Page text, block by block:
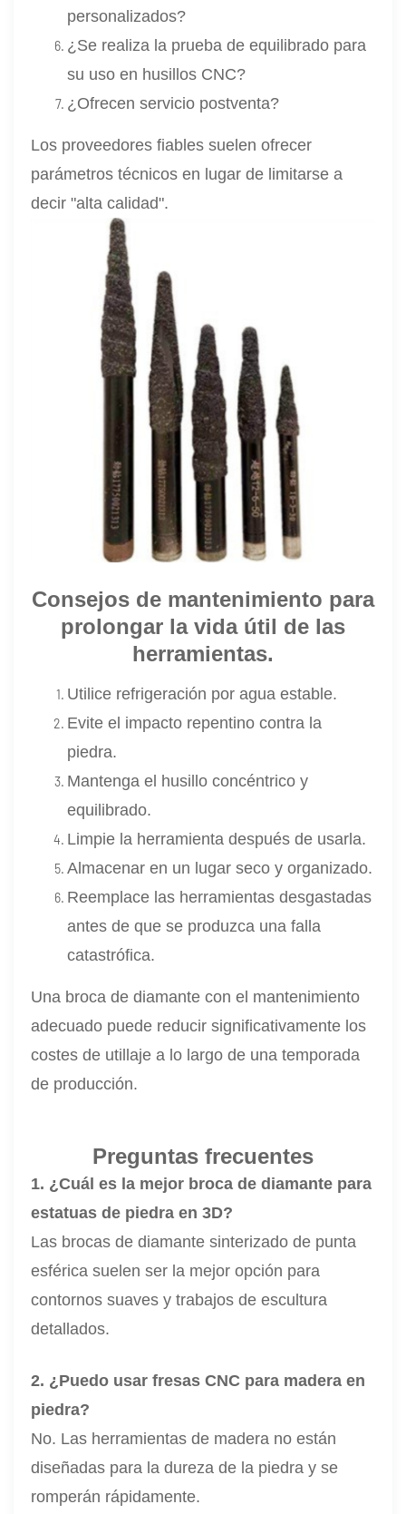
personalizados?
¿Se realiza la prueba de equilibrado para
su uso en husillos CNC?
¿Ofrecen servicio postventa?
Los proveedores fiables suelen ofrecer
parámetros técnicos en lugar de limitarse a
decir "alta calidad".
Consejos de mantenimiento para
prolongar la vida útil de las
herramientas.
Utilice refrigeración por agua estable.
Evite el impacto repentino contra la
piedra.
Mantenga el husillo concéntrico y
equilibrado.
Limpie la herramienta después de usarla.
Almacenar en un lugar seco y organizado.
Reemplace las herramientas desgastadas
antes de que se produzca una falla
catastrófica.
Una broca de diamante con el mantenimiento
adecuado puede reducir significativamente los
costes de utillaje a lo largo de una temporada
de producción.
Preguntas frecuentes
1. ¿Cuál es la mejor broca de diamante para
estatuas de piedra en 3D?
Las brocas de diamante sinterizado de punta
esférica suelen ser la mejor opción para
contornos suaves y trabajos de escultura
detallados.
2. ¿Puedo usar fresas CNC para madera en
piedra?
No. Las herramientas de madera no están
diseñadas para la dureza de la piedra y se
romperán rápidamente.